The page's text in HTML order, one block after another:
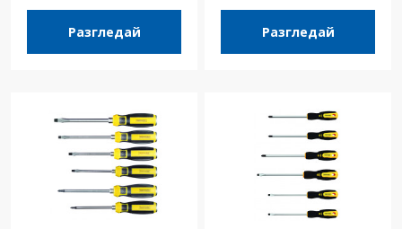
Разгледай Разгледай